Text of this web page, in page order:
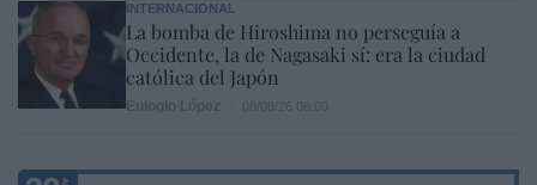
INTERNACIONAL
La bomba de Hiroshima no perseguía a
Occidente, la de Nagasaki sí: era la ciudad
católica del Japón